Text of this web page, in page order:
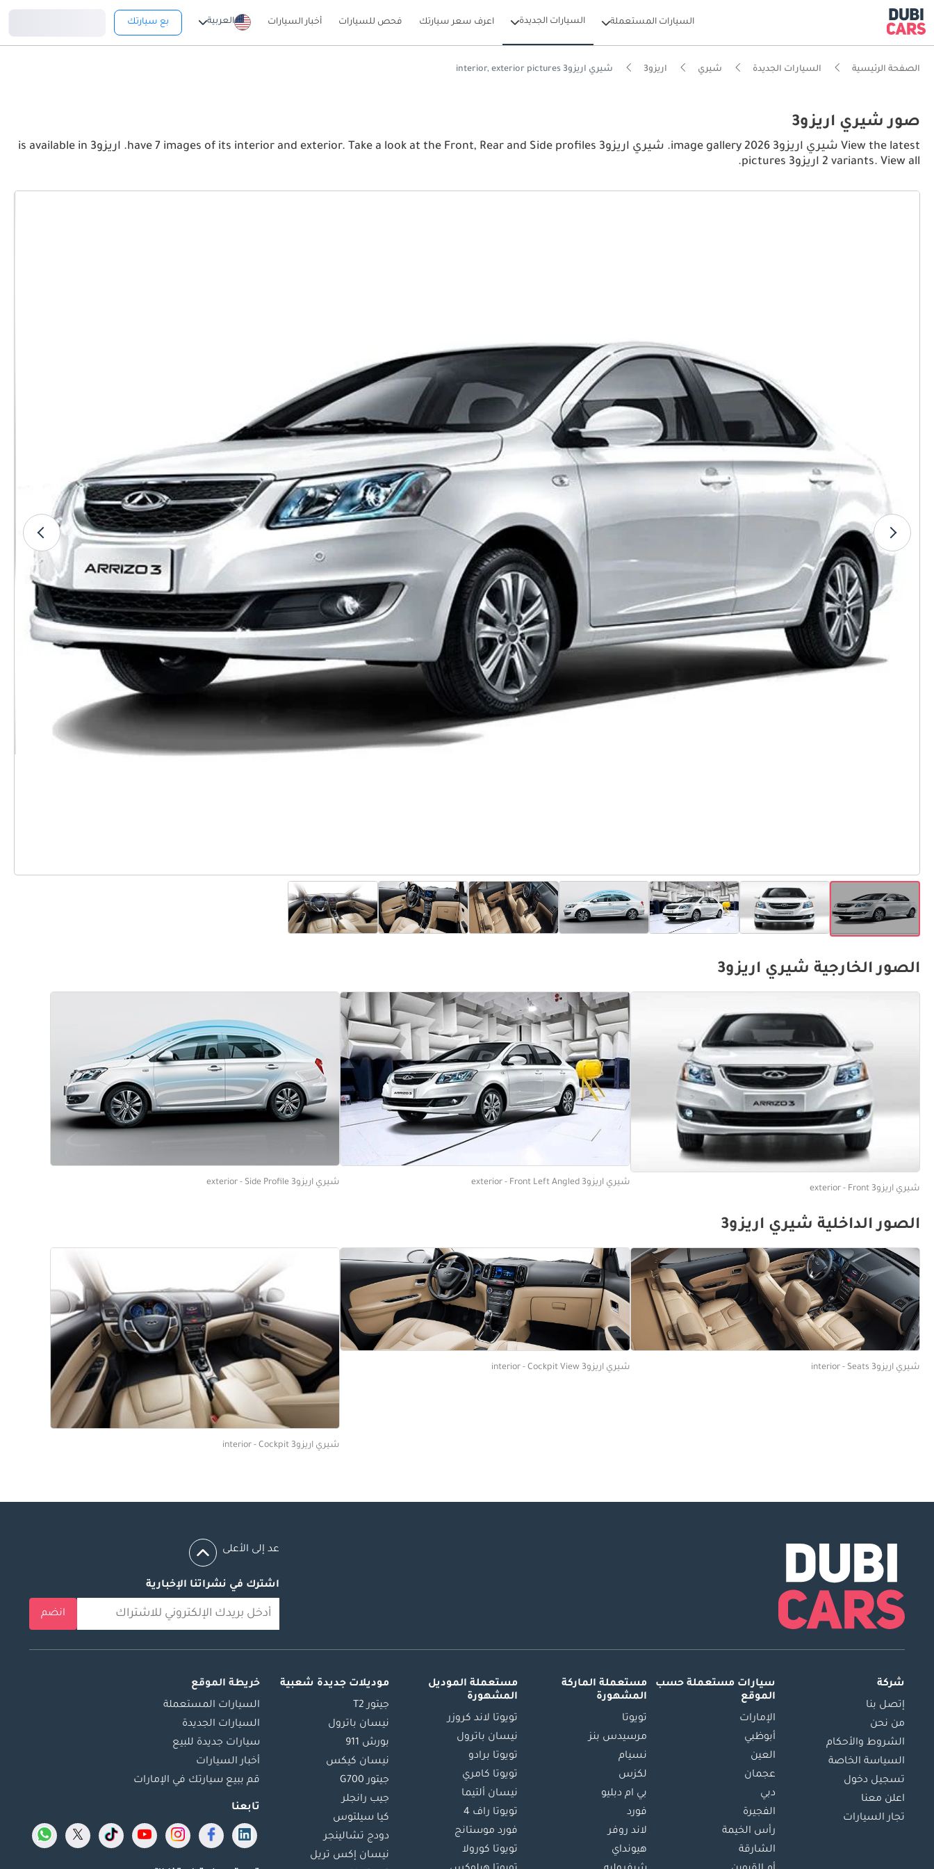
السيارات المستعملة السيارات الجديدة اعرف سعر سيارتك فحص للسيارات أخبار السيارات العربية بع سيارتك
الصفحة الرئيسية السيارات الجديدة شيري اريزو3 شيري اريزو3 interior, exterior pictures
صور شيري اريزو3
View the latest شيري اريزو3 2026 image gallery. شيري اريزو3 have 7 images of its interior and exterior. Take a look at the Front, Rear and Side profiles. اريزو3 is available in
2 variants. View all اريزو3 pictures.
الصور الخارجية شيري اريزو3
شيري اريزو3 exterior - Front
شيري اريزو3 exterior - Front Left Angled شيري اريزو3 exterior - Side Profile
الصور الداخلية شيري اريزو3
شيري اريزو3 interior - Seats شيري اريزو3 interior - Cockpit View
شيري اريزو3 interior - Cockpit
عد إلى الأعلى
اشترك في نشراتنا الإخبارية
انضم
شركة
إتصل بنا
من نحن
الشروط والأحكام
السياسة الخاصة
تسجيل دخول
اعلن معنا
تجار السيارات
سيارات مستعملة حسب
الموقع
الإمارات
أبوظبي
العين
عجمان
دبي
الفجيرة
رأس الخيمة
الشارقة
مستعملة الماركة
المشهورة
تويوتا
مرسيدس بنز
نسيام
لكزس
بي ام دبليو
فورد
لاند روفر
هيونداي
مستعملة الموديل
المشهورة
تويوتا لاند كروزر
نيسان باترول
تويوتا برادو
تويوتا كامري
نيسان ألتيما
تويوتا راف 4
فورد موستانج
تويوتا كورولا
موديلات جديدة شعبية
جيتور T2
نيسان باترول
بورش 911
نيسان كيكس
جيتور G700
جيب رانجلر
كيا سيلتوس
دودج تشالينجر
نيسان إكس تريل
خريطة الموقع
السيارات المستعملة
السيارات الجديدة
سيارات جديدة للبيع
أخبار السيارات
قم ببيع سيارتك في الإمارات
تابعنا